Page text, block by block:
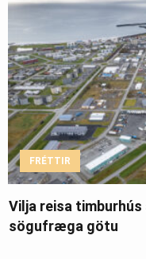
FRÉTTIR
Vilja reisa
sögufræga götu